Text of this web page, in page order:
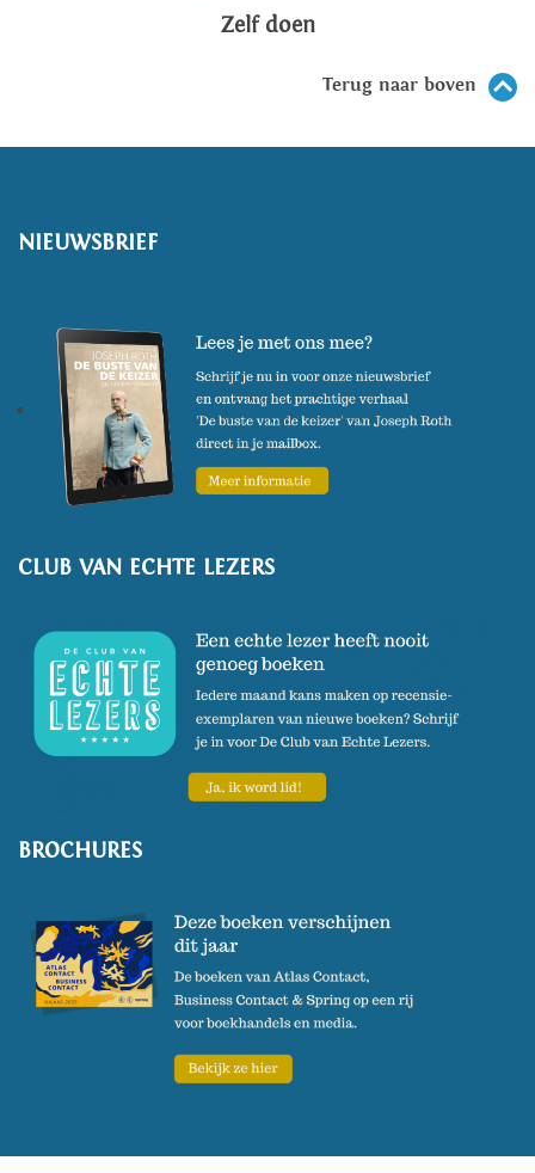
Zelf doen
Terug naar boven
NIEUWSBRIEF
CLUB VAN ECHTE LEZERS
BROCHURES